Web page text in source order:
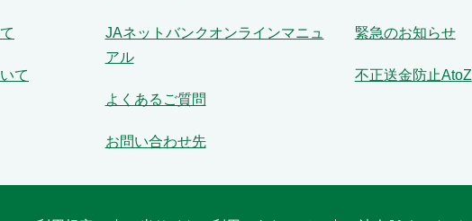
て
JAネットバンクオンラインマニュ
アル
よくあるご質問
お問い合わせ先
緊急のお知らせ
不正送金防止AtoZ